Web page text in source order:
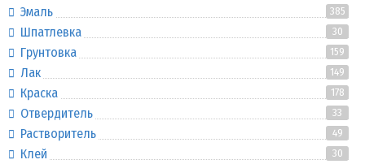
Эмаль 385
Шпатлевка 30
Грунтовка 159
Лак 149
Краска 178
Отвердитель 33
Растворитель 49
Клей 30